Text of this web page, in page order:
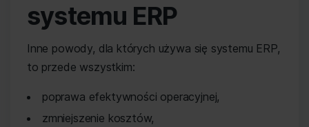
systemu ERP
Inne powody, dla których używa się systemu ERP,
to przede wszystkim:
poprawa efektywności operacyjnej,
zmniejszenie kosztów,